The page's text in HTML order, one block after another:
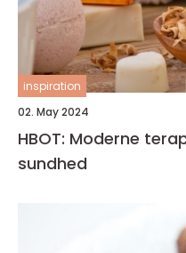
inspiration
02. May 2024
HBOT: Moderne
sundhed